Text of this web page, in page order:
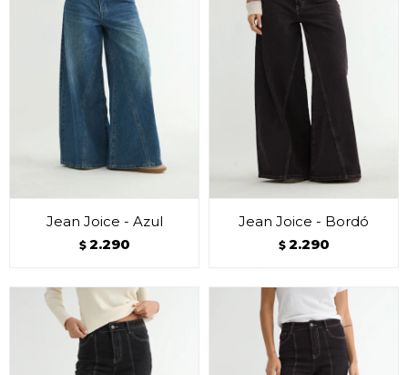
Jean Joice - Azul
$ 2.290
Jean Joice - Bordó
$ 2.290